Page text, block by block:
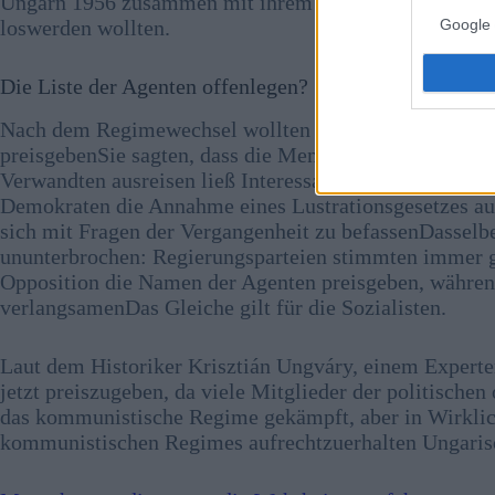
Google
loswerden wollten.
Die Liste der Agenten offenlegen?
Nach dem Regimewechsel wollten viele Politiker die
preisgebenSie sagten, dass die Menschen es
Verwandten ausreisen ließ Interessanterweise hat die
Demokraten die Annahme eines Lustrationsgesetzes
sich mit Fragen der Vergangenheit zu
ununterbrochen: Regierungsparteien stimmten
Opposition die Namen der Agenten preisgeben,
verlangsamenDas Gleiche gilt für die Sozialisten.
Laut dem Historiker Krisztián Ungváry, einem
jetzt preiszugeben, da viele Mitglieder der
das kommunistische Regime gekämpft, aber in
kommunistischen Regimes aufrechtzuerhalten